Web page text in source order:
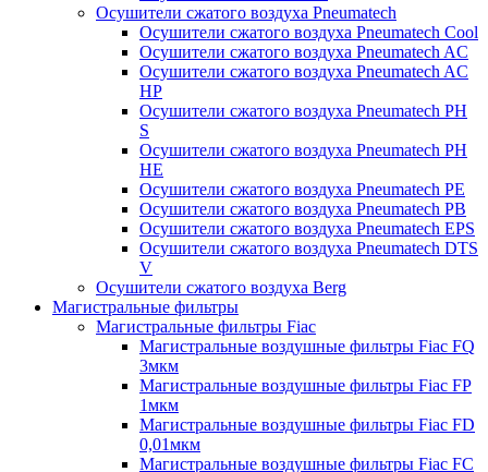
Осушители сжатого воздуха Pneumatech
Осушители сжатого воздуха Pneumatech Cool
Осушители сжатого воздуха Pneumatech AC
Осушители сжатого воздуха Pneumatech AC
HP
Осушители сжатого воздуха Pneumatech PH
S
Осушители сжатого воздуха Pneumatech PH
HE
Осушители сжатого воздуха Pneumatech PE
Осушители сжатого воздуха Pneumatech PB
Осушители сжатого воздуха Pneumatech EPS
Осушители сжатого воздуха Pneumatech DTS
V
Осушители сжатого воздуха Berg
Магистральные фильтры
Магистральные фильтры Fiac
Магистральные воздушные фильтры Fiac FQ
3мкм
Магистральные воздушные фильтры Fiac FP
1мкм
Магистральные воздушные фильтры Fiac FD
0,01мкм
Магистральные воздушные фильтры Fiac FC